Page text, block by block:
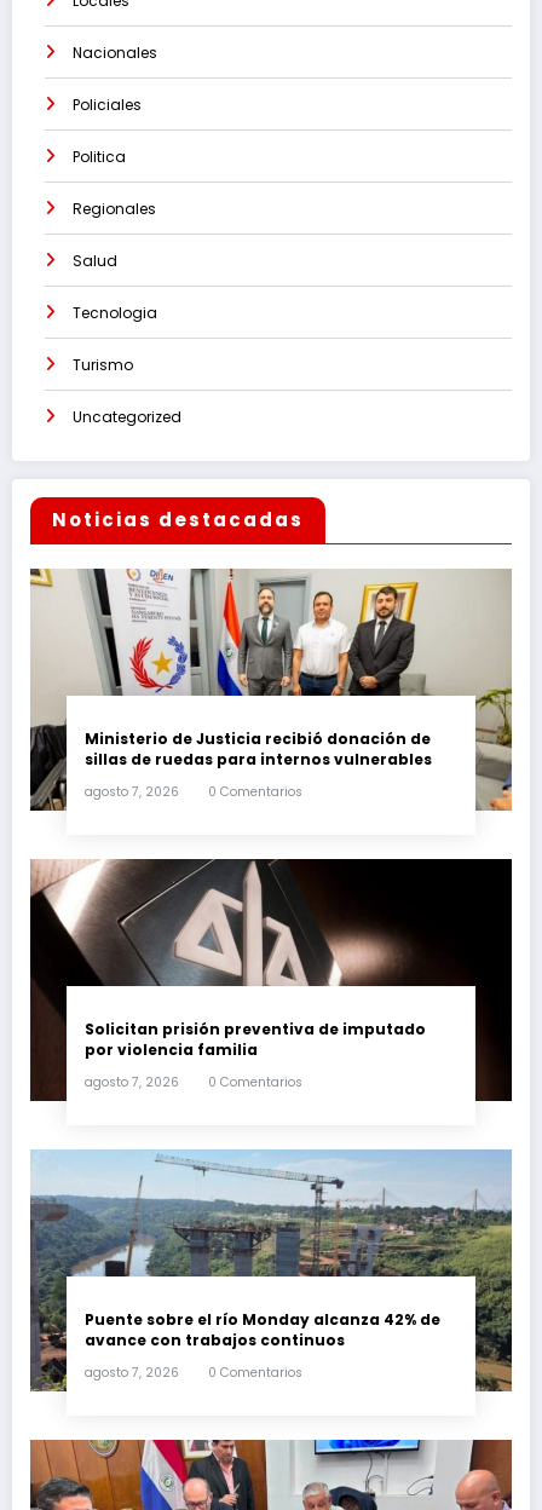
Nacionales
Policiales
Politica
Regionales
Salud
Tecnologia
Turismo
Uncategorized
Noticias destacadas
Ministerio de Justicia recibió donación de
sillas de ruedas para internos vulnerables
agosto 7, 2026 0 Comentarios
Solicitan prisión preventiva de imputado
por violencia familia
agosto 7, 2026 0 Comentarios
Puente sobre el río Monday alcanza 42% de
avance con trabajos continuos
agosto 7, 2026 0 Comentarios